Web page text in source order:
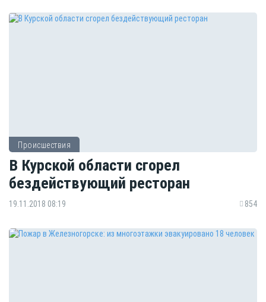
Происшествия
В Курской области сгорел
бездействующий ресторан
19.11.2018 08:19 854